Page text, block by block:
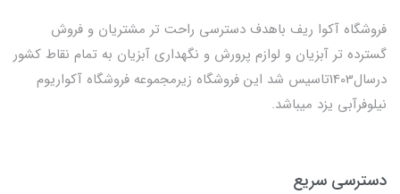
فروشگاه آکوا ریف باهدف دسترسی راحت تر مشتریان و فروش
گسترده تر آبزیان و لوازم پرورش و نگهداری آبزیان به تمام نقاط کشور
درسال1403تاسیس شد این فروشگاه زیرمجموعه فروشگاه آکواریوم
نیلوفرآبی یزد میباشد.
دسترسی سریع